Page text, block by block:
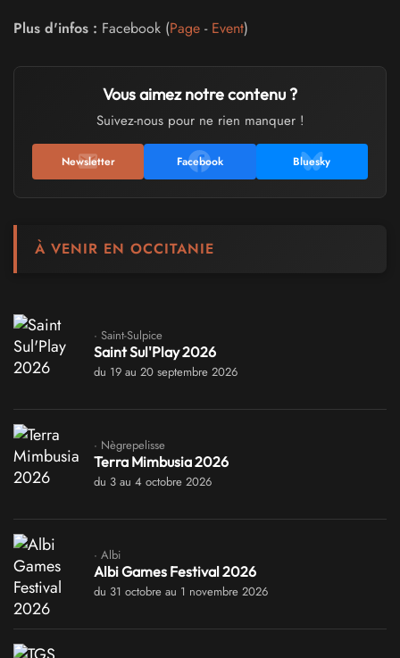
Plus d'infos : Facebook (Page - Event)
Vous aimez notre contenu ?
Suivez-nous pour ne rien manquer !
Newsletter Facebook Bluesky
À VENIR EN OCCITANIE
· Saint-Sulpice
Saint Sul'Play 2026
du 19 au 20 septembre 2026
· Nègrepelisse
Terra Mimbusia 2026
du 3 au 4 octobre 2026
· Albi
Albi Games Festival 2026
du 31 octobre au 1 novembre 2026